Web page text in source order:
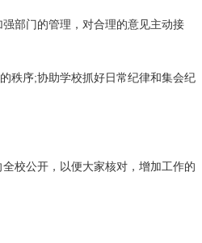
部门的管理，对合理的意见主动接
序;协助学校抓好日常纪律和集会纪
校公开，以便大家核对，增加工作的